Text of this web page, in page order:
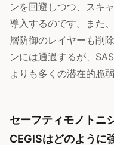
ンを回避しつつ、スキ
導入するのです。また
層防御のレイヤーも削
ンには通過するが、
よりも多くの潜在的脆
セーフティモノトニ
CEGISはどのように